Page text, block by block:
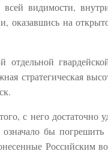
видимости, внутри
оказавшись на
стратегическая
с него достаточно
бы
Российским